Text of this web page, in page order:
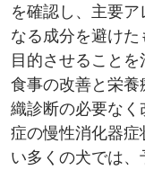
を確認し、主要
なる成分を避け
目的​させること
食事の改善と栄
織診断の必要な
症の慢性消化器
い多くの犬では